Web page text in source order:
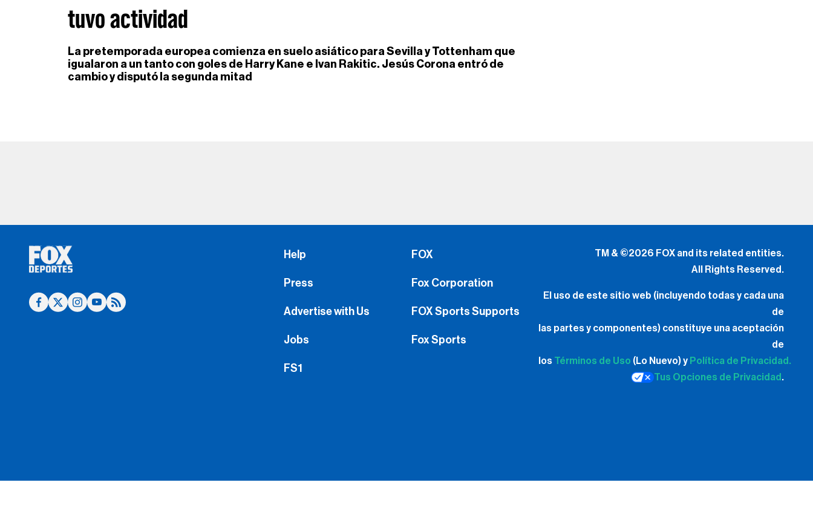
tuvo actividad
La pretemporada europea comienza en suelo asiático para Sevilla y Tottenham que
igualaron a un tanto con goles de Harry Kane e Ivan Rakitic. Jesús Corona entró de
cambio y disputó la segunda mitad
Help
Press
Advertise with Us
Jobs
FS1
FOX
Fox Corporation
FOX Sports Supports
Fox Sports
TM & ©2026 FOX and its related entities.
All Rights Reserved.
El uso de este sitio web (incluyendo todas y cada una
de
las partes y componentes) constituye una aceptación
de
los Términos de Uso (Lo Nuevo) y Política de Privacidad.
Tus Opciones de Privacidad .